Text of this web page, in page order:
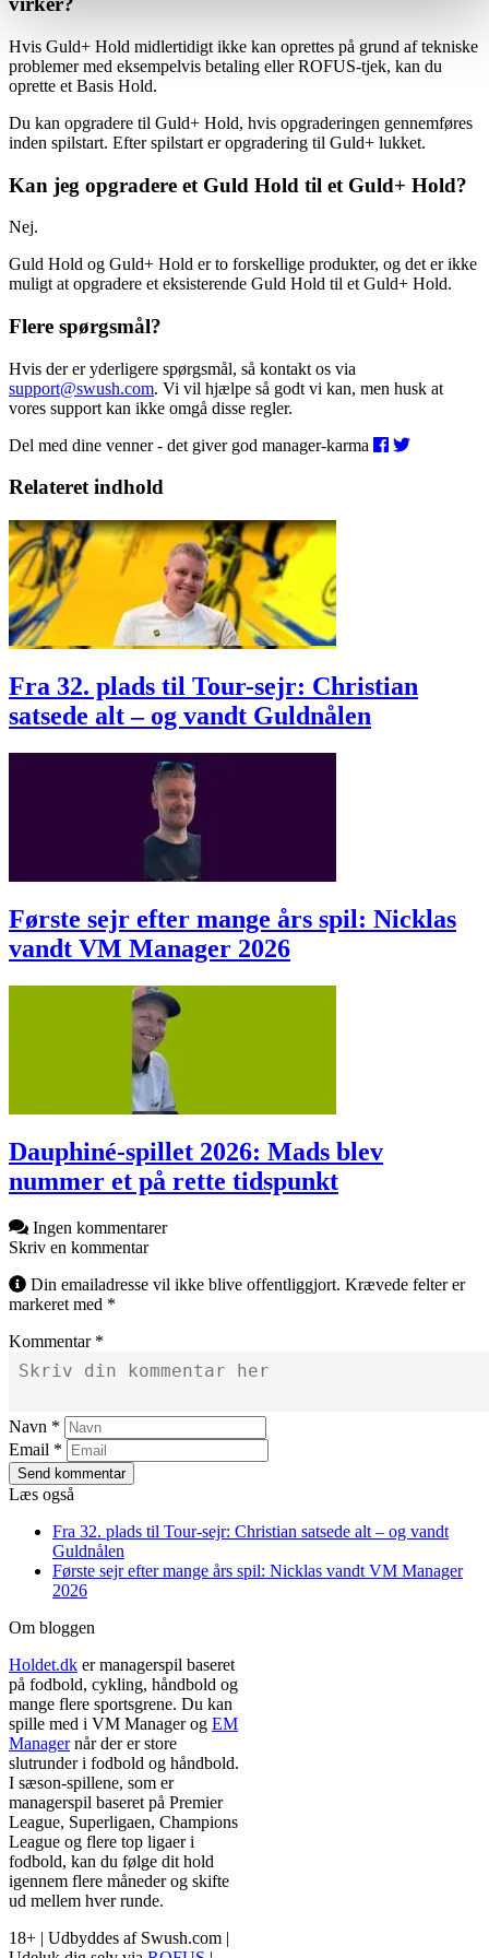
Hvis Guld+ Hold midlertidigt ikke kan oprettes på grund af tekniske
problemer med eksempelvis betaling eller ROFUS-tjek, kan du
oprette et Basis Hold.
Du kan opgradere til Guld+ Hold, hvis opgraderingen gennemføres
inden spilstart. Efter spilstart er opgradering til Guld+ lukket.
Kan jeg opgradere et Guld Hold til et Guld+ Hold?
Nej.
Guld Hold og Guld+ Hold er to forskellige produkter, og det er ikke
muligt at opgradere et eksisterende Guld Hold til et Guld+ Hold.
Flere spørgsmål?
Hvis der er yderligere spørgsmål, så kontakt os via
support@swush.com. Vi vil hjælpe så godt vi kan, men husk at
vores support kan ikke omgå disse regler.
Del med dine venner - det giver god manager-karma
Relateret indhold
Fra 32. plads til Tour-sejr: Christian
satsede alt – og vandt Guldnålen
Første sejr efter mange års spil: Nicklas
vandt VM Manager 2026
Dauphiné-spillet 2026: Mads blev
nummer et på rette tidspunkt
Ingen kommentarer
Skriv en kommentar
Din emailadresse vil ikke blive offentliggjort. Krævede felter er
markeret med *
Kommentar *
Navn *
Email *
Send kommentar
Læs også
Fra 32. plads til Tour-sejr: Christian satsede alt – og vandt
Guldnålen
Første sejr efter mange års spil: Nicklas vandt VM Manager
2026
Om bloggen
Holdet.dk er managerspil baseret
på fodbold, cykling, håndbold og
mange flere sportsgrene. Du kan
spille med i VM Manager og EM
Managernår der er store
slutrunder i fodbold og håndbold.
I sæson-spillene, som er
managerspil baseret på Premier
League, Superligaen, Champions
League og flere top ligaer i
fodbold, kan du følge dit hold
igennem flere måneder og skifte
ud mellem hver runde.
18+ | Udbyddes af Swush.com |